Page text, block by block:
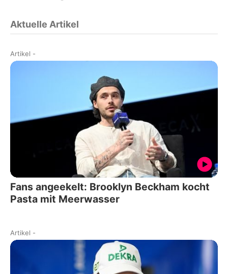
Aktuelle Artikel
Artikel -
Fans angeekelt: Brooklyn Beckham kocht
Pasta mit Meerwasser
Artikel -